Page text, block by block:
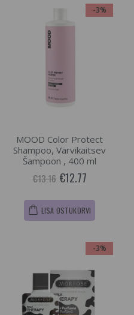
-3%
MOOD Color Protect
Shampoo, Värvikaitsev
Šampoon , 400 ml
€13.16 €12.77
LISA OSTUKORVI
-3%